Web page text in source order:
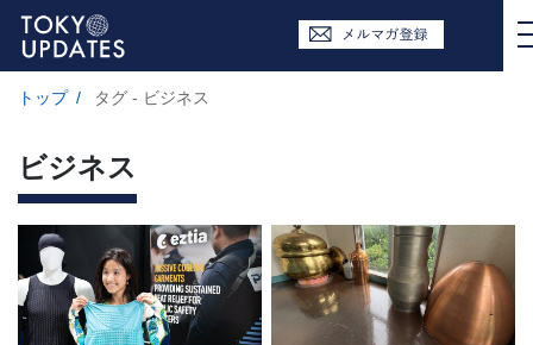
トップ / タグ - ビジネス
ビジネス